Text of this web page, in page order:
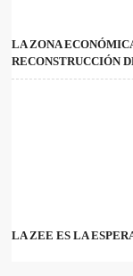
LA ZONA
RECONSTRUCCIÓN
LA ZEE ES LA